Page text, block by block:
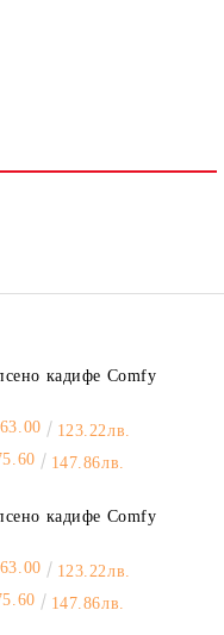
кадифе Comfy
123.22лв.
147.86лв.
кадифе Comfy
123.22лв.
147.86лв.